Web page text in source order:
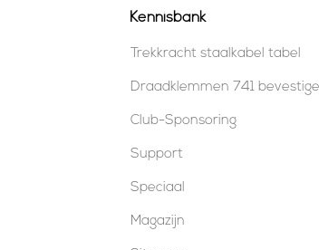
Kennisbank
Trekkracht staalkabel tabel
Draadklemmen 741
Club-Sponsoring
Support
Speciaal
Magazijn